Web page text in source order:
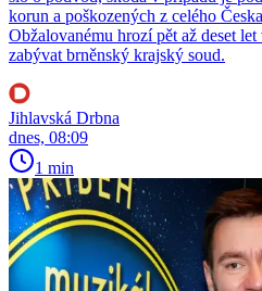
korun a poškozených z celého
Obžalovanému hrozí pět až deset
zabývat brněnský krajský soud.
Jihlavská Drbna
dnes, 08:09
1 min